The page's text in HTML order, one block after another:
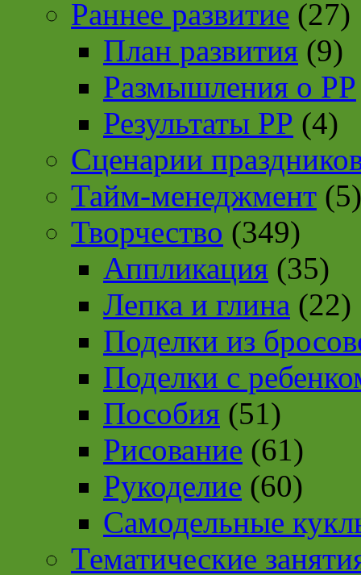
Раннее развитие (27)
План развития (9)
Размышления о РР
Результаты РР (4)
Сценарии
Тайм-менеджмент (5)
Творчество (349)
Аппликация (35)
Лепка и глина (22)
Поделки из
Поделки с
Пособия (51)
Рисование (61)
Рукоделие (60)
Самодельные
Тематические